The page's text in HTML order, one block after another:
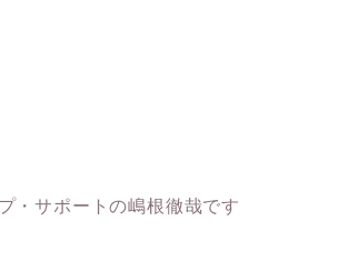
・サポートの嶋根徹哉です